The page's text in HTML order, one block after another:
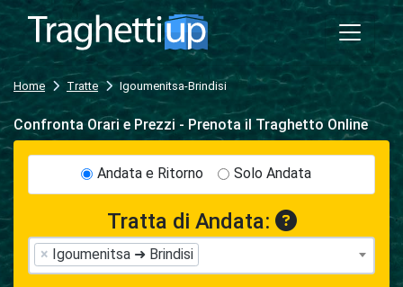
Home Tratte Igoumenitsa-Brindisi
Confronta Orari e Prezzi - Prenota il Traghetto Online
Andata e Ritorno Solo Andata
Tratta di Andata:
× Igoumenitsa ➜ Brindisi